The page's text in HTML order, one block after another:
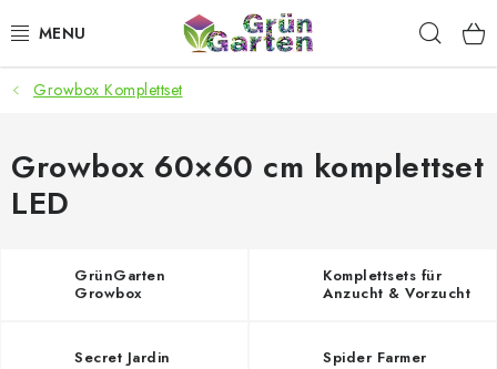
Inhalt
ANGEBOTE
LED PFLANZENLAMPEN
ANBAUBEDARF FÜR DEN HEIMANBAU
AQUARISTIK
Growbox Komplettset
Growbox 60×60 cm komplettset
LED
GrünGarten
Growbox
Komplettsets für
Anzucht & Vorzucht
Secret Jardin Spider Farmer